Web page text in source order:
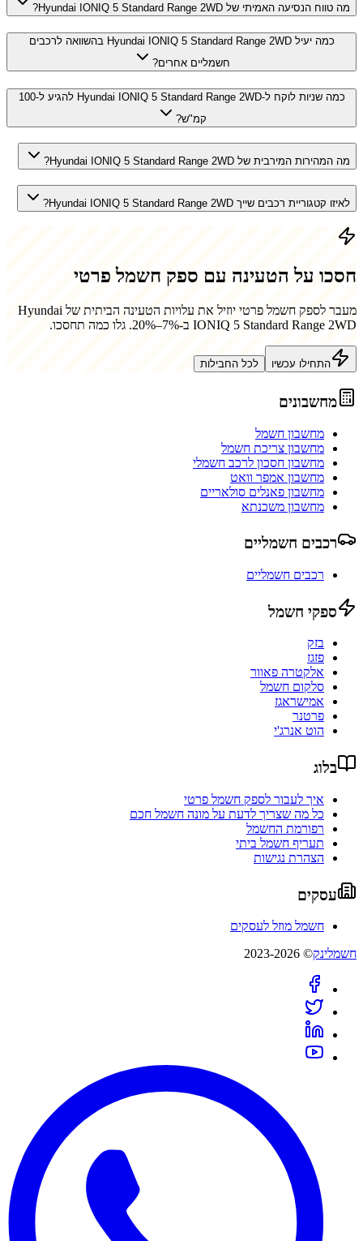
מה טווח הנסיעה האמיתי של Hyundai IONIQ 5 Standard Range 2WD?
כמה יעיל Hyundai IONIQ 5 Standard Range 2WD בהשוואה לרכבים
חשמליים אחרים?
כמה שניות לוקח ל-Hyundai IONIQ 5 Standard Range 2WD להגיע ל-100
קמ"ש?
מה המהירות המירבית של Hyundai IONIQ 5 Standard Range 2WD?
לאיזו קטגוריית רכבים שייך Hyundai IONIQ 5 Standard Range 2WD?
חסכו על הטעינה עם ספק חשמל פרטי
מעבר לספק חשמל פרטי יוזיל את עלויות הטעינה הביתית של Hyundai
IONIQ 5 Standard Range 2WD ב-7%–20%. גלו כמה תחסכו.
התחילו עכשיו לכל החבילות
מחשבונים
מחשבון חשמל
מחשבון צריכת חשמל
מחשבון חסכון לרכב חשמלי
מחשבון אמפר וואט
מחשבון פאנלים סולאריים
מחשבון משכנתא
רכבים חשמליים
רכבים חשמליים
ספקי חשמל
בזק
פזגז
אלקטרה פאוור
סלקום חשמל
אמישראגז
פרטנר
הוט אנרג'י
בלוג
איך לעבור לספק חשמל פרטי
כל מה שצריך לדעת על מונה חשמל חכם
רפורמת החשמל
תעריף חשמל ביתי
הצהרת נגישות
עסקים
חשמל מוזל לעסקים
חשמלינק© 2023-2026